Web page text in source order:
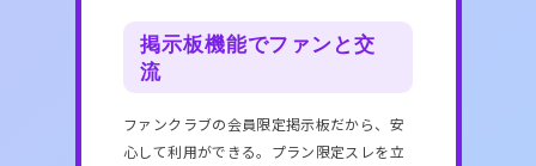
掲示板機能でファンと交
流
ファンクラブの会員限定掲示板だから、安
心して利用ができる。プラン限定スレを立